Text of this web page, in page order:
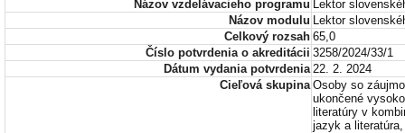
Názov vzdelávacieho programu Lektor
Názov modulu Lektor
Celkový rozsah 65,0
Číslo potvrdenia o akreditácii 3258/2024/33/1
Dátum vydania potvrdenia 22. 2. 2024
Cieľová skupina Osoby so
ukončené
literatúry v
jazyk a